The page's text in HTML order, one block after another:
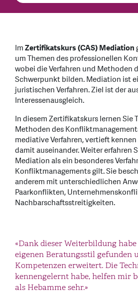
ImZertifikatskurs (CAS) Mediation
um Themen des professionellen
wobei die Verfahren und Methoden
Schwerpunkt bilden. Mediation ist
juristischen Verfahren. Ziel ist der
Interessenausgleich.
In diesem Zertifikatskurs lernen Sie
Methoden des
mediative Verfahren, vertieft
damit auseinander. Weiter erfahren
Mediation als ein besonderes
Konfliktmanagements gilt. Sie
anderem mit unterschiedlichen
Paarkonflikten,
Nachbarschaftsstreitigkeiten.
«Dank dieser Weiterbildung
eigenen Beratungsstil gefunden
Kompetenzen erweitert. Die
kennengelernt habe, helfen mir
als Hebamme sehr.»